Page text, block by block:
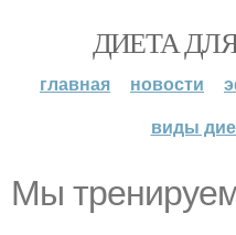
ДИЕТА
главная новости
виды
Мы